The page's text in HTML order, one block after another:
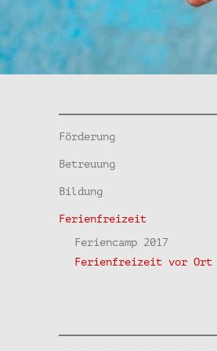
Förderung
Betreuung
Bildung
Ferienfreizeit
Feriencamp 2017
Ferienfreizeit vor Ort